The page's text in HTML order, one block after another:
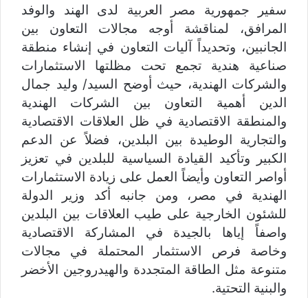
سفير جمهورية مصر العربية لدى الهند والوفد
المرافق، لمناقشة أوجه مجالات التعاون بين
الجانبين، وتحديداً آليات التعاون في إنشاء منطقة
صناعية هندية تجمع تحت مظلتها الاستثمارات
والشركات الهندية، حيث أوضح السيد/ وليد جمال
الدين أهمية التعاون بين الشركات الهندية
والمنطقة الاقتصادية في ظل العلاقات الاقتصادية
والتجارية الوطيدة بين البلدين، فضلاً عن الدعم
الكبير وتأكيد القيادة السياسية للبلدين في تعزيز
أواصر التعاون وأيضاً العمل على زيادة الاستثمارات
الهندية في مصر، ومن جانبه أكد وزير الدولة
للشئون الخارجية على طيب العلاقات بين البلدين
واصفاً إياها بالجيدة في المشاركة الاقتصادية
وخاصة فرص الاستثمار المحتملة في مجالات
متنوعة مثل الطاقة المتجددة والهيدروجين الأخضر
والبنية التحتية.